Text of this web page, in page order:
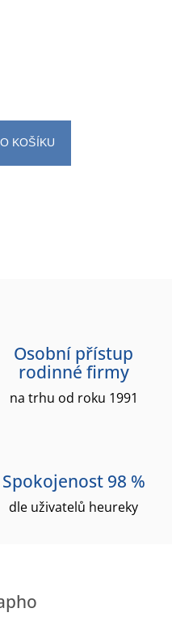
KOŠÍKU
Osobní přístup
rodinné firmy
na trhu od roku 1991
Spokojenost 98 %
dle uživatelů heureky